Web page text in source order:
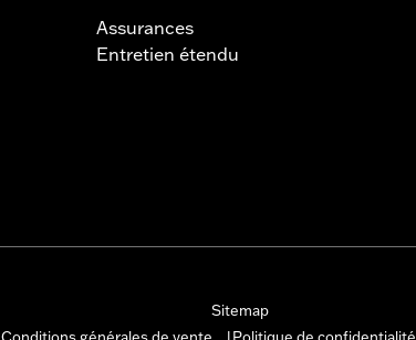
Assurances
Entretien étendu
Sitemap
Conditions générales de vente Politique de confidentialité